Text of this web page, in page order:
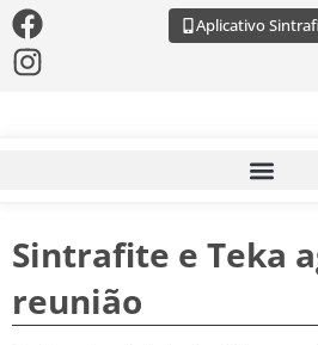
Aplicativo
Sintrafite e Teka
reunião